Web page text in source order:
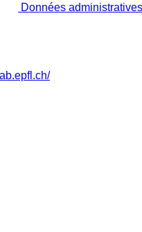
Données administratives